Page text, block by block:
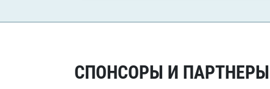
СПОНСОРЫ И ПАРТНЕРЫ